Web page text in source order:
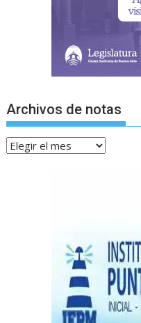
Archivos de notas
Archivos